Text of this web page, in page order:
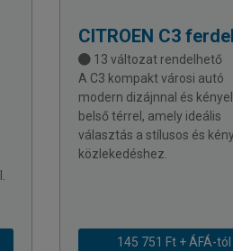
CITROEN C3
13 változat rendelhető
A C3 kompakt városi autó
modern dizájnnal és
belső térrel, amely ideális
választás a stílusos és
közlekedéshez.
145 751 Ft + ÁFÁ-tól